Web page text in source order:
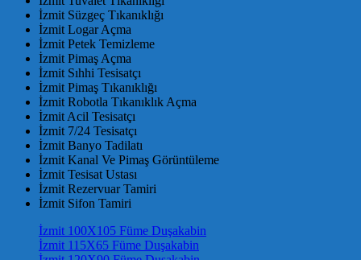
İzmit Süzgeç Tıkanıklığı
İzmit Logar Açma
İzmit Petek Temizleme
İzmit Pimaş Açma
İzmit Sıhhi Tesisatçı
İzmit Pimaş Tıkanıklığı
İzmit Robotla Tıkanıklık Açma
İzmit Acil Tesisatçı
İzmit 7/24 Tesisatçı
İzmit Banyo Tadilatı
İzmit Kanal Ve Pimaş Görüntüleme
İzmit Tesisat Ustası
İzmit Rezervuar Tamiri
İzmit Sifon Tamiri
İzmit 100X105 Füme Duşakabin
İzmit 115X65 Füme Duşakabin